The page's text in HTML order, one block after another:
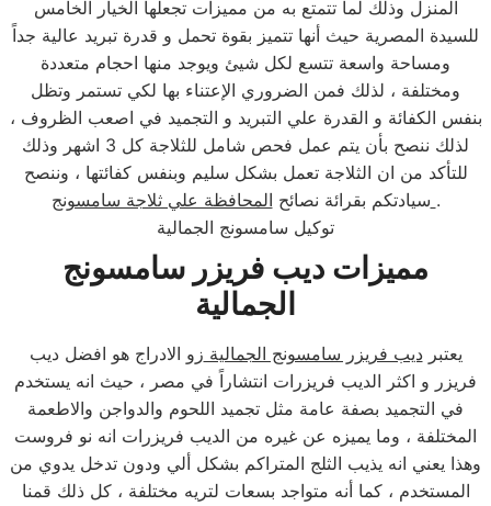
المنزل وذلك لما تتمتع به من مميزات تجعلها الخيار الخامس
للسيدة المصرية حيث أنها تتميز بقوة تحمل و قدرة تبريد عالية جداً
ومساحة واسعة تتسع لكل شيئ ويوجد منها احجام متعددة
ومختلفة ، لذلك فمن الضروري الإعتناء بها لكي تستمر وتظل
بنفس الكفائة و القدرة علي التبريد و التجميد في اصعب الظروف ،
لذلك ننصح بأن يتم عمل فحص شامل للثلاجة كل 3 اشهر وذلك
للتأكد من ان الثلاجة تعمل بشكل سليم وبنفس كفائتها ، وننصح
سيادتكم بقرائة نصائح .
توكيل سامسونج الجمالية
مميزات ديب فريزر سامسونج
الجمالية
يعتبرديب فريزر سامسونج الجمالية زو الادراج هو افضل ديب
فريزر و اكثر الديب فريزرات انتشاراً في مصر ، حيث انه يستخدم
في التجميد بصفة عامة مثل تجميد اللحوم والدواجن والاطعمة
المختلفة ، وما يميزه عن غيره من الديب فريزرات انه نو فروست
وهذا يعني انه يذيب الثلج المتراكم بشكل ألي ودون تدخل يدوي من
المستخدم ، كما أنه متواجد بسعات لتريه مختلفة ، كل ذلك قمنا